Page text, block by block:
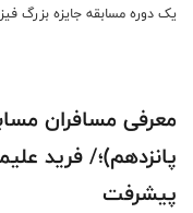
یک دوره مسابقه جایزه بزرگ
معرفی مسافران
پانزدهم)؛/ فرید
پیشرفت